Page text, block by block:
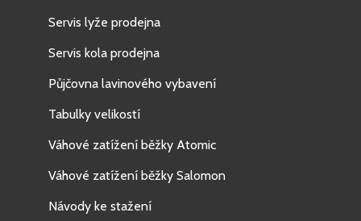
Servis lyže prodejna
Servis kola prodejna
Půjčovna lavinového vybavení
Tabulky velikostí
Váhové zatížení běžky Atomic
Váhové zatížení běžky Salomon
Návody ke stažení